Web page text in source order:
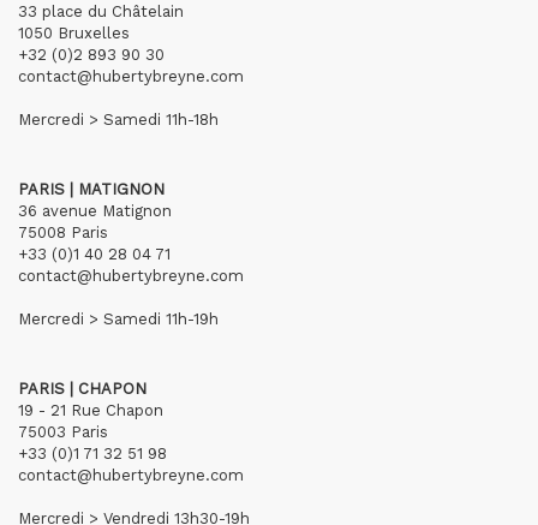
33 place du Châtelain
1050 Bruxelles
+32 (0)2 893 90 30
contact@hubertybreyne.com
Mercredi > Samedi 11h-18h
PARIS | MATIGNON
36 avenue Matignon
75008 Paris
+33 (0)1 40 28 04 71
contact@hubertybreyne.com
Mercredi > Samedi 11h-19h
PARIS | CHAPON
19 - 21 Rue Chapon
75003 Paris
+33 (0)1 71 32 51 98
contact@hubertybreyne.com
Mercredi > Vendredi 13h30-19h